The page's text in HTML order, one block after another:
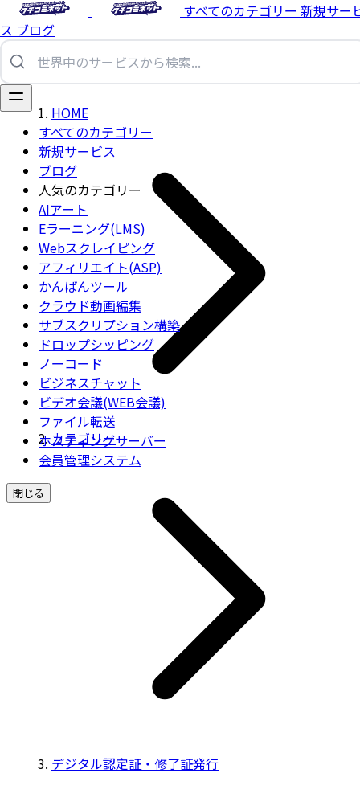
すべてのカテゴリー 新規サー
ス ブログ
すべてのカテゴリー
新規サービス
ブログ
人気のカテゴリー
AIアート
Eラーニング(LMS)
Webスクレイピング
アフィリエイト(ASP)
かんばんツール
クラウド動画編集
サブスクリプション構築
ドロップシッピング
ノーコード
ビジネスチャット
ビデオ会議(WEB会議)
ファイル転送
ホスティングサーバー
会員管理システム
閉じる
HOME
カテゴリー
デジタル認定証・修了証発行